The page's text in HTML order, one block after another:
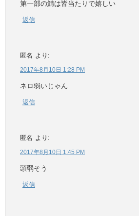
第一部の鯖は皆当たりで嬉しい
返信
匿名 より:
2017年8月10日 1:28 PM
ネロ弱いじゃん
返信
匿名 より:
2017年8月10日 1:45 PM
頭弱そう
返信